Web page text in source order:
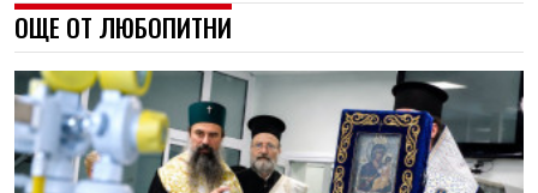
ОЩЕ ОТ ЛЮБОПИТНИ